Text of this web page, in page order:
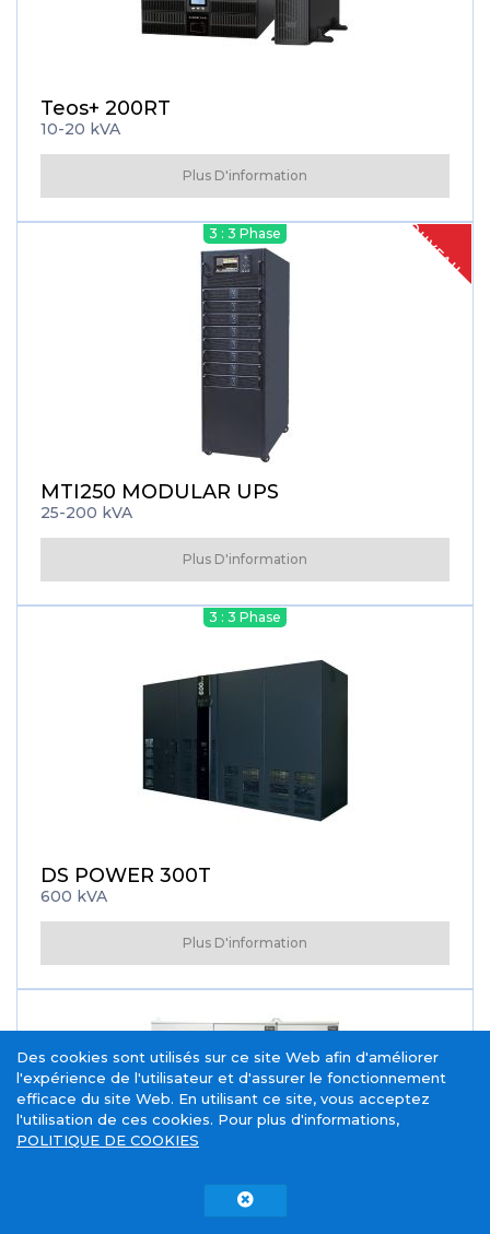
Teos+ 200RT
10-20 kVA
Plus D'information
NOUVEAU
3 : 3 Phase
MTI250 MODULAR UPS
25-200 kVA
Plus D'information
3 : 3 Phase
DS POWER 300T
600 kVA
Plus D'information
Des cookies sont utilisés sur ce site Web afin d'améliorer
l'expérience de l'utilisateur et d'assurer le fonctionnement
efficace du site Web. En utilisant ce site, vous acceptez
l'utilisation de ces cookies. Pour plus d'informations,
POLITIQUE DE COOKIES